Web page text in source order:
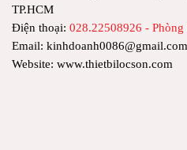
TP.HCM
Điện thoại: 028.22508926 -
Email: kinhdoanh0086@gmail.com
Website: www.thietbilocson.com